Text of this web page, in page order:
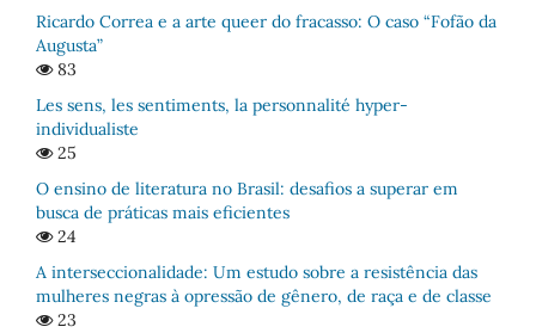
Ricardo Correa e a arte queer do fracasso: O caso “Fofão da
Augusta”
83
Les sens, les sentiments, la personnalité hyper-
individualiste
25
O ensino de literatura no Brasil: desafios a superar em
busca de práticas mais eficientes
24
A interseccionalidade: Um estudo sobre a resistência das
mulheres negras à opressão de gênero, de raça e de classe
23